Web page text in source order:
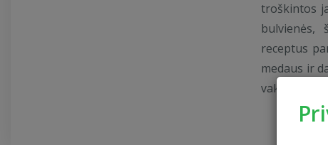
troškintos
bulvienės,
receptus
medaus ir
vakarienę